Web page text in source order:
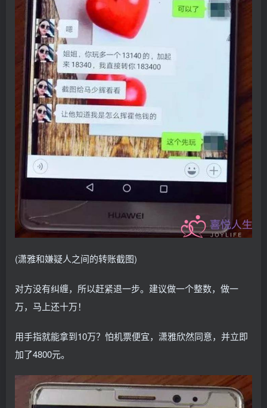
(潇雅和嫌疑人之间的转账截图)
对方没有纠缠，所以赶紧退一步。建议做一个整数，做一
万，马上还十万！
用手指就能拿到10万？怕机票便宜，潇雅欣然同意，并立即
加了4800元。